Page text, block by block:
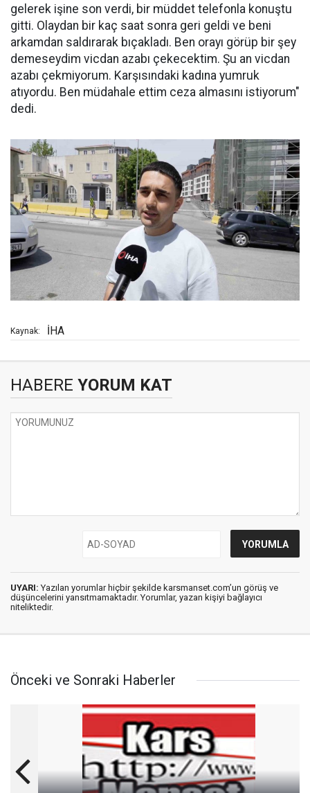
gelerek işine son verdi, bir müddet telefonla konuştu
gitti. Olaydan bir kaç saat sonra geri geldi ve beni
arkamdan saldırarak bıçakladı. Ben orayı görüp bir şey
demeseydim vicdan azabı çekecektim. Şu an vicdan
azabı çekmiyorum. Karşısındaki kadına yumruk
atıyordu. Ben müdahale ettim ceza almasını istiyorum"
dedi.
Kaynak: İHA
HABERE YORUM KAT
UYARI: Yazılan yorumlar hiçbir şekilde karsmanset.com’un görüş ve
düşüncelerini yansıtmamaktadır. Yorumlar, yazan kişiyi bağlayıcı
niteliktedir.
Önceki ve Sonraki Haberler